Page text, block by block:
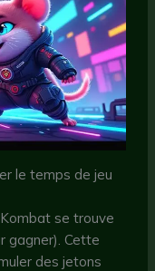
le temps de jeu
se trouve
gagner). Cette
des jetons